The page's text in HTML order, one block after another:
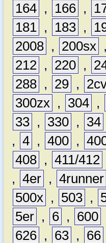
164 , 166 ,
181 , 183 ,
2008 , 200sx ,
212 , 220 ,
288 , 29 ,
300zx , 304 ,
33 , 330 , 34
, 4 , 400 ,
408 , 411/412
, 4er , 4runner
500x , 503 ,
5er , 6 , 600
626 , 63 , 66